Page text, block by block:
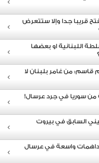
قريبا جدا وإلا ستتعرض
اللبنانية او بعضها
قاسم: من غامر بلبنان لا
من سوريا في جرد عرسال!
السابق في بيروت
واسعة في عرسال